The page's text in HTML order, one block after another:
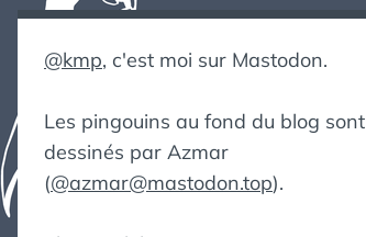
@kmp, c'est moi sur Mastodon.
Les pingouins au fond du blog sont
dessinés par Azmar
(@azmar@mastodon.top).